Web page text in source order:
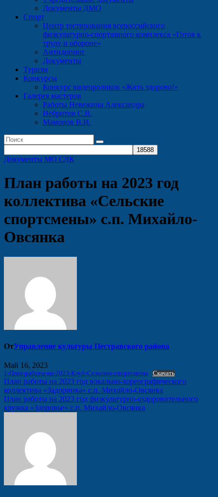
Документы ДМО
Спорт
Центр тестирования всероссийского
физкультурно-спортивного комплекса «Готов к
труду и обороне»
Антидопинг
Документы
Туризм
Конкурсы
Конкурс видеороликов «Жить здорово!»
Галерея мастеров
Работы Невежина Александра
Небритов С.В.
Мамонов В.И.
Документы МО СДК
План работы на 2023 год
коллектива «Сельские
спортсмены» с.п. Михайло-
Овсянка
ОтУправление культуры Пестравского района
Май 16, 2023
1-План-работы-на-2023-Клуб-Сельские-спортсмены Скачать
Навигация
по
записям
План работы на 2023 год вокально-хореографического
коллектива «Задоринка» с.п. Михайло-Овсянка
План работы на 2023 год физкультурно-оздоровительного
кружка «Здоровье» с.п. Михайло-Овсянка